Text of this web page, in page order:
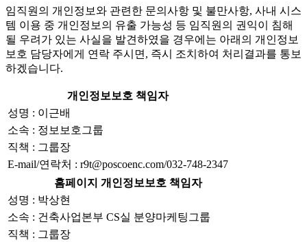
임직원의 개인정보와 관련한 문의사항 및 불만사항, 사내 시스
템 이용 중 개인정보의 유출 가능성 등 임직원의 권익이 침해
될 우려가 있는 사실을 발견하였을 경우에는 아래의 개인정보
보호 담당자에게 연락 주시면, 즉시 조치하여 처리결과를 통보
하겠습니다.
개인정보보호 책임자
성명 : 이근배
소속 : 정보보호그룹
직책 : 그룹장
E-mail/연락처 : r9t@poscoenc.com/032-748-2347
홈페이지 개인정보보호 책임자
성명 : 박상현
소속 : 건축사업본부 CS실 분양마케팅그룹
직책 : 그룹장